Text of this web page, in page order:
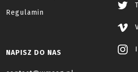
Regulamin
NAPISZ DO NAS